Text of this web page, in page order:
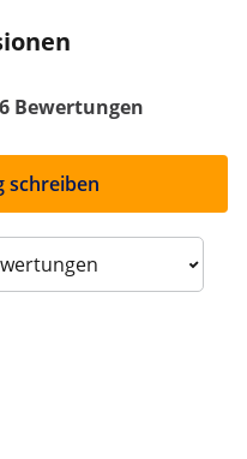
Bewertungen
schreiben